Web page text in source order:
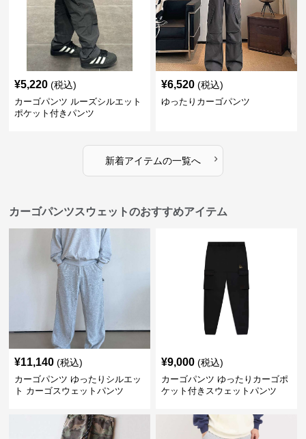
¥5,220 (税込)
カーゴパンツ ルーズシルエット
ポケット付きパンツ
¥6,520 (税込)
ゆったりカーゴパンツ
新着アイテムの一覧へ ›
カーゴパンツスウェットのおすすめアイテム
¥11,140 (税込)
カーゴパンツ ゆったりシルエッ
ト カーゴスウェットパンツ
¥9,000 (税込)
カーゴパンツ ゆったりカーゴポ
ケット付きスウェットパンツ